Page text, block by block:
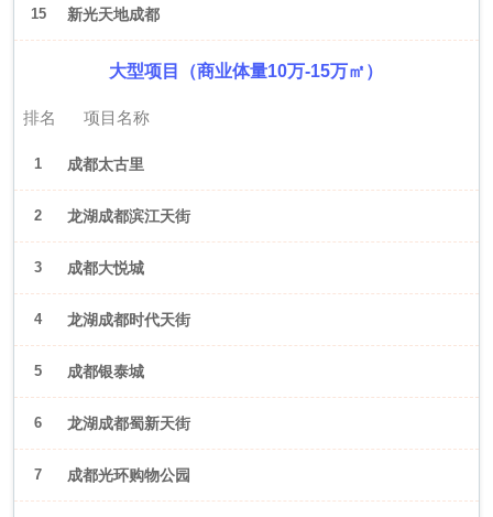
15 新光天地成都
大型项目（商业体量10万-15万㎡）
排名 项目名称
1 成都太古里
2 龙湖成都滨江天街
3 成都大悦城
4 龙湖成都时代天街
5 成都银泰城
6 龙湖成都蜀新天街
7 成都光环购物公园